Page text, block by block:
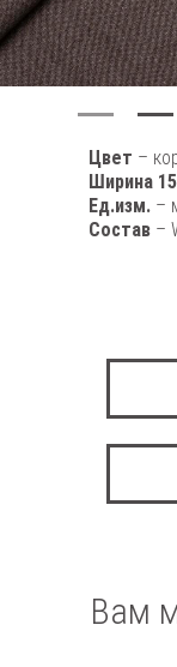
Цвет –
Ширина
Ед.изм. –
Состав –
Вам